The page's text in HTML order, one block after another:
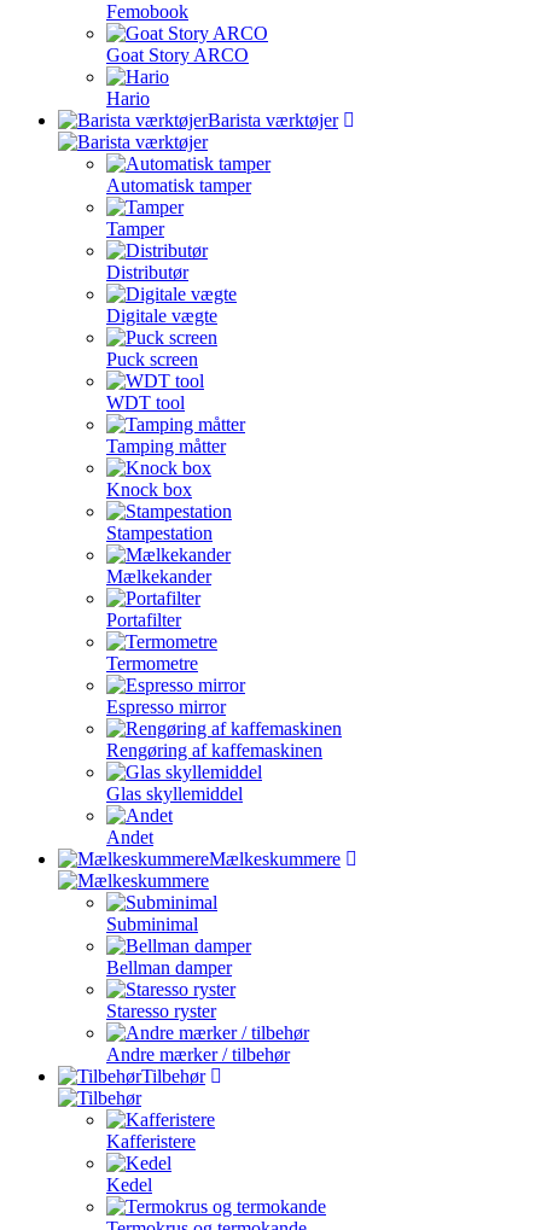
Femobook
Goat Story ARCO
Hario
Barista værktøjer
Automatisk tamper
Tamper
Distributør
Digitale vægte
Puck screen
WDT tool
Tamping måtter
Knock box
Stampestation
Mælkekander
Portafilter
Termometre
Espresso mirror
Rengøring af kaffemaskinen
Glas skyllemiddel
Andet
Mælkeskummere
Subminimal
Bellman damper
Staresso ryster
Andre mærker / tilbehør
Tilbehør
Kafferistere
Kedel